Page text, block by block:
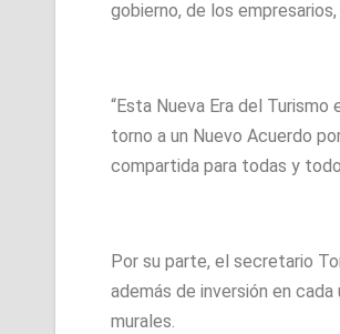
gobierno, de los
“Esta Nueva Era del
torno a un Nuevo Acuerdo
compartida para todas y
Por su parte, el secretario
además de inversión en
murales.